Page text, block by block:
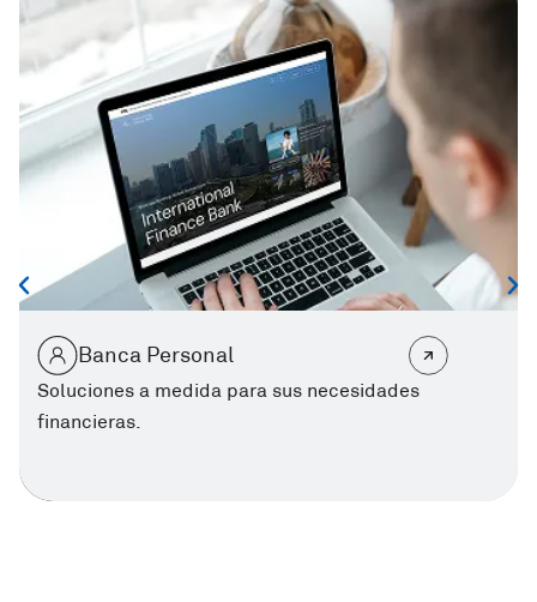
Banca Personal
Soluciones a medida para sus necesidades
financieras.